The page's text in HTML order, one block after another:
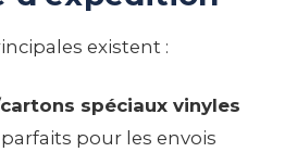
existent :
spéciaux vinyles
parfaits pour les envois